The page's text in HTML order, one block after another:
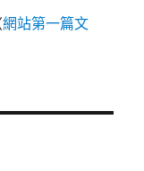
網站第一篇文